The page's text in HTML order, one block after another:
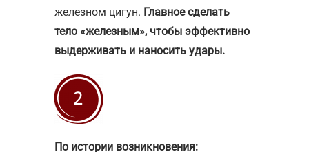
железном цигун. Главное сделать
тело «железным», чтобы эффективно
выдерживать и наносить удары.
По истории возникновения: